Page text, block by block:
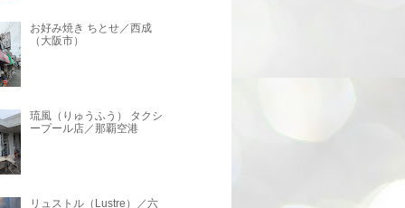
お好み焼き ちとせ／西成
（大阪市）
琉風（りゅうふう） タクシ
ープール店／那覇空港
リュストル（Lustre）／六